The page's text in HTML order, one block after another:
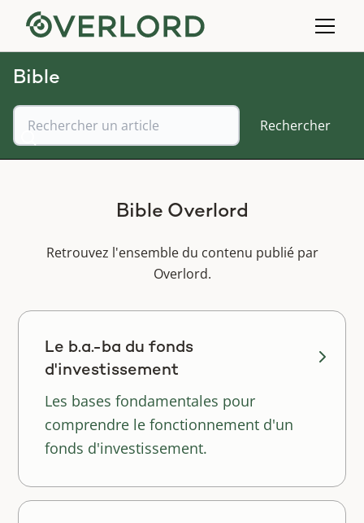
Bible
Bible Overlord
Retrouvez l'ensemble du contenu publié par
Overlord.
Le b.a.-ba du fonds
d'investissement
Les bases fondamentales pour
comprendre le fonctionnement d'un
fonds d'investissement.